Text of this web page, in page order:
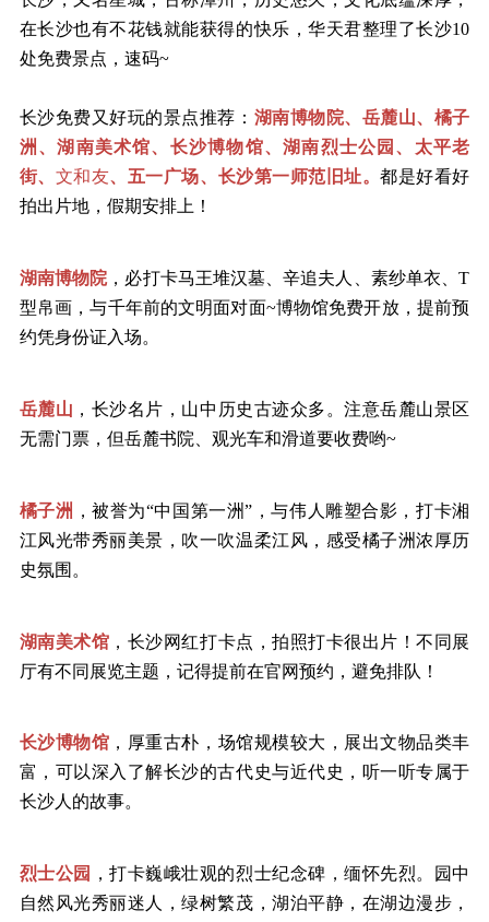
在长沙也有不花钱就能获得的快乐，华天君整理了长沙10
处免费景点，速码~
长沙免费又好玩的景点推荐： 湖南博物院、岳麓山、橘子
洲、湖南美术馆、长沙博物馆、湖南烈士公园、太平老
街、 文和友、五一广场、长沙第一师范旧址。都是好看好
拍出片地，假期安排上！
湖南博物院，必打卡马王堆汉墓、辛追夫人、素纱单衣、T
型帛画，与千年前的文明面对面~博物馆免费开放，提前预
约凭身份证入场。
岳麓山 ，长沙名片，山中历史古迹众多。注意岳麓山景区
无需门票，但岳麓书院、观光车和滑道要收费哟~
橘子洲 ，被誉为“中国第一洲”，与伟人雕塑合影，打卡湘
江风光带秀丽美景，吹一吹温柔江风，感受橘子洲浓厚历
史氛围。
湖南美术馆 ，长沙网红打卡点，拍照打卡很出片！不同展
厅有不同展览主题，记得提前在官网预约，避免排队！
长沙博物馆 ，厚重古朴，场馆规模较大，展出文物品类丰
富，可以深入了解长沙的古代史与近代史，听一听专属于
长沙人的故事。
烈士公园
，打卡巍峨壮观的烈士纪念碑，缅怀先烈。园中
自然风光秀丽迷人，绿树繁茂，湖泊平静，在湖边漫步，